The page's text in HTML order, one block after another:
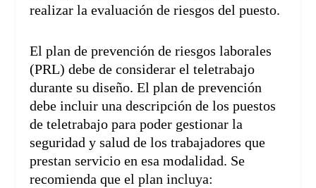
realizar la evaluación de riesgos del puesto.
El plan de prevención de riesgos laborales
(PRL) debe de considerar el teletrabajo
durante su diseño. El plan de prevención
debe incluir una descripción de los puestos
de teletrabajo para poder gestionar la
seguridad y salud de los trabajadores que
prestan servicio en esa modalidad. Se
recomienda que el plan incluya: